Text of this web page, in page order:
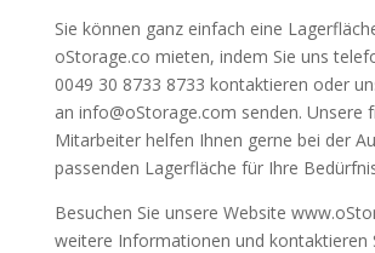
Sie können ganz einfach eine
oStorage.co mieten, indem Sie uns
0049 30 8733 8733 kontaktieren oder
an info@oStorage.com senden. Unsere
Mitarbeiter helfen Ihnen gerne bei der
passenden Lagerfläche für Ihre
Besuchen Sie unsere Website
weitere Informationen und kontaktieren